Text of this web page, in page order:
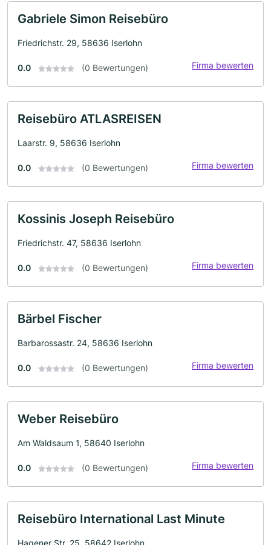
Gabriele Simon Reisebüro
Friedrichstr. 29, 58636 Iserlohn
0.0 (0 Bewertungen) Firma bewerten
Reisebüro ATLASREISEN
Laarstr. 9, 58636 Iserlohn
0.0 (0 Bewertungen) Firma bewerten
Kossinis Joseph Reisebüro
Friedrichstr. 47, 58636 Iserlohn
0.0 (0 Bewertungen) Firma bewerten
Bärbel Fischer
Barbarossastr. 24, 58636 Iserlohn
0.0 (0 Bewertungen) Firma bewerten
Weber Reisebüro
Am Waldsaum 1, 58640 Iserlohn
0.0 (0 Bewertungen) Firma bewerten
Reisebüro International Last Minute
Hagener Str. 25, 58642 Iserlohn